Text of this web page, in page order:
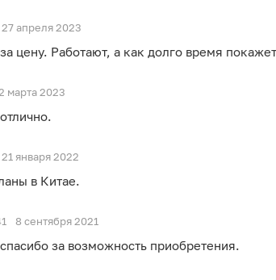
27 апреля 2023
цену. Работают, а как долго время
марта 2023
21 января 2022
в Китае.
8 сентября 2021
за возможность приобретения.